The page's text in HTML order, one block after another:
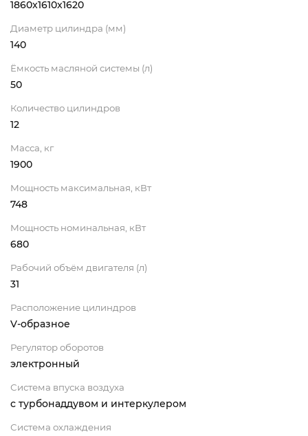
1860x1610x1620
Диаметр цилиндра (мм)
140
Ёмкость масляной системы (л)
50
Количество цилиндров
12
Масса, кг
1900
Мощность максимальная, кВт
748
Мощность номинальная, кВт
680
Рабочий объём двигателя (л)
31
Расположение цилиндров
V-образное
Регулятор оборотов
электронный
Система впуска воздуха
с турбонаддувом и интеркулером
Система охлаждения